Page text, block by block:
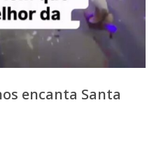
encanta Santa